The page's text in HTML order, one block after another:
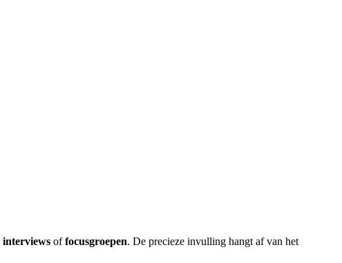
interviews offocusgroepen. De precieze invulling hangt af van het